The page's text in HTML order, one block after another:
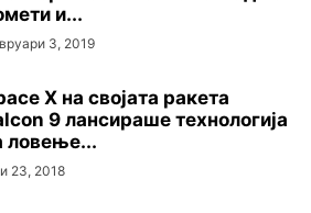
и...
3, 2019
X на својата ракета
9 лансираше технологија
ловење...
23, 2018